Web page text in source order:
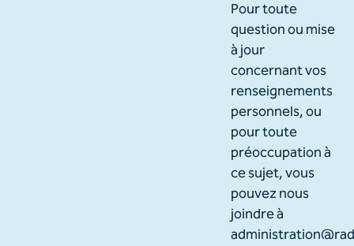
Pour toute
question ou mise
à jour
concernant vos
renseignements
personnels, ou
pour toute
préoccupation à
ce sujet, vous
pouvez nous
joindre à